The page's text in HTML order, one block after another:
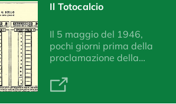
Il Totocalcio
Il 5 maggio del 1946,
pochi giorni prima della
proclamazione della…